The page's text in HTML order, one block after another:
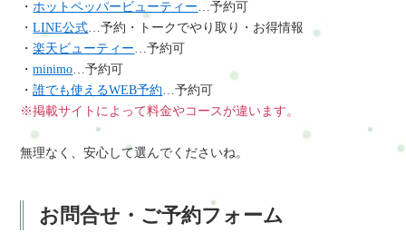
・ ホットペッパービューティー …予約可
・LINE公式 …予約・トークでやり取り・お得情報
・楽天ビューティー …予約可
・minimo …予約可
・誰でも使えるWEB予約 …予約可
※掲載サイトによって料金やコースが違います。
無理なく、安心して選んでくださいね。
お問合せ・ご予約フォーム